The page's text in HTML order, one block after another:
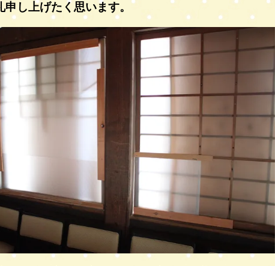
し上げたく思います。